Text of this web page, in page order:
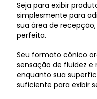
Seja para exibir
simplesmente para
sua área de
perfeita.
Seu formato cônico
sensação de fluidez
enquanto sua
suficiente para exibir